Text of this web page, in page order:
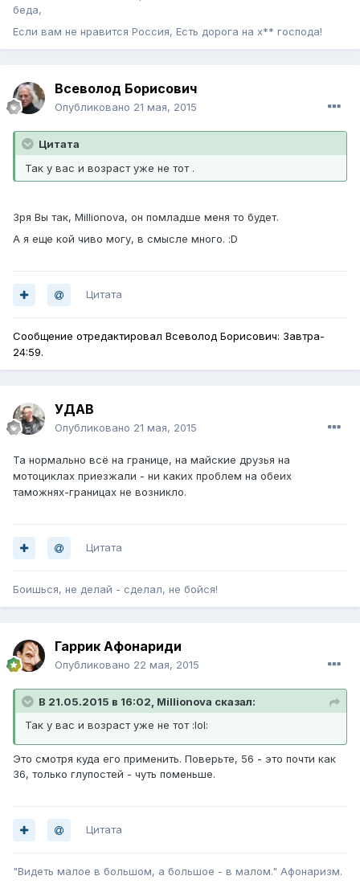
беда,
Если вам не нравится Россия, Есть дорога на х** господа!
Всеволод Борисович
Опубликовано 21 мая, 2015
Цитата
Так у вас и возраст уже не тот .
Зря Вы так, Millionova, он помладше меня то будет.
А я еще кой чиво могу, в смысле много. :D
Цитата
Сообщение отредактировал Всеволод Борисович: Завтра-
24:59.
УДАВ
Опубликовано 21 мая, 2015
Та нормально всё на границе, на майские друзья на
мотоциклах приезжали - ни каких проблем на обеих
таможнях-границах не возникло.
Цитата
Боишься, не делай - сделал, не бойся!
Гаррик Афонариди
Опубликовано 22 мая, 2015
В 21.05.2015 в 16:02, Millionova сказал:
Так у вас и возраст уже не тот :lol:
Это смотря куда его применить. Поверьте, 56 - это почти как
36, только глупостей - чуть поменьше.
Цитата
"Видеть малое в большом, а большое - в малом." Афонаризм.